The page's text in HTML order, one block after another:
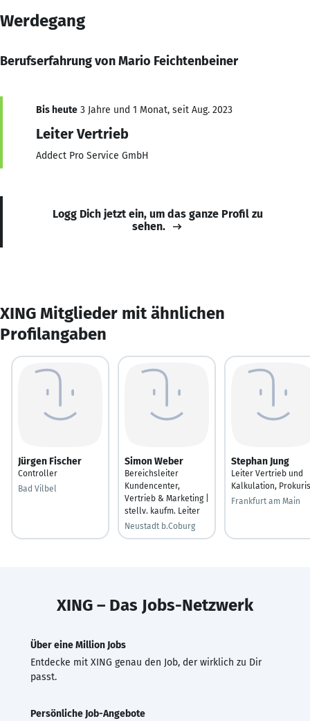
Werdegang
Berufserfahrung von Mario Feichtenbeiner
Bis heute 3 Jahre und 1 Monat, seit Aug. 2023
Leiter Vertrieb
Addect Pro Service GmbH
Logg Dich jetzt ein, um das ganze Profil zu
sehen.
XING Mitglieder mit ähnlichen
Profilangaben
Jürgen Fischer
Controller
Bad Vilbel
Simon Weber
Bereichsleiter
Kundencenter,
Vertrieb & Marketing |
stellv. kaufm. Leiter
Neustadt b.Coburg
Stephan Jung
Leiter Vertrieb und
Kalkulation,
Frankfurt am Main
XING – Das Jobs-Netzwerk
Über eine Million Jobs
Entdecke mit XING genau den Job, der wirklich zu Dir
passt.
Persönliche Job-Angebote